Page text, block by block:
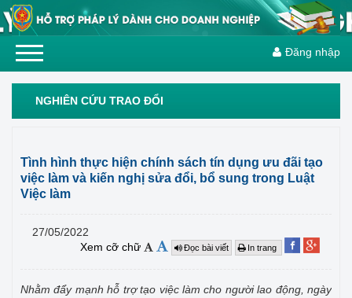
Đăng nhập
NGHIÊN CỨU TRAO ĐỔI
Tình hình thực hiện chính sách tín dụng ưu đãi tạo
việc làm và kiến nghị sửa đổi, bổ sung trong Luật
Việc làm
27/05/2022
Xem cỡ chữ
Đọc bài viết In trang
Nhằm đẩy mạnh hỗ trợ tạo việc làm cho người lao động, ngày